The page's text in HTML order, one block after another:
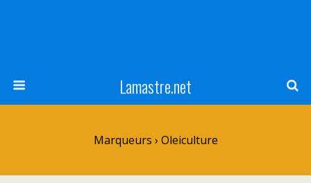
Lamastre.net
Marqueurs › Oleiculture